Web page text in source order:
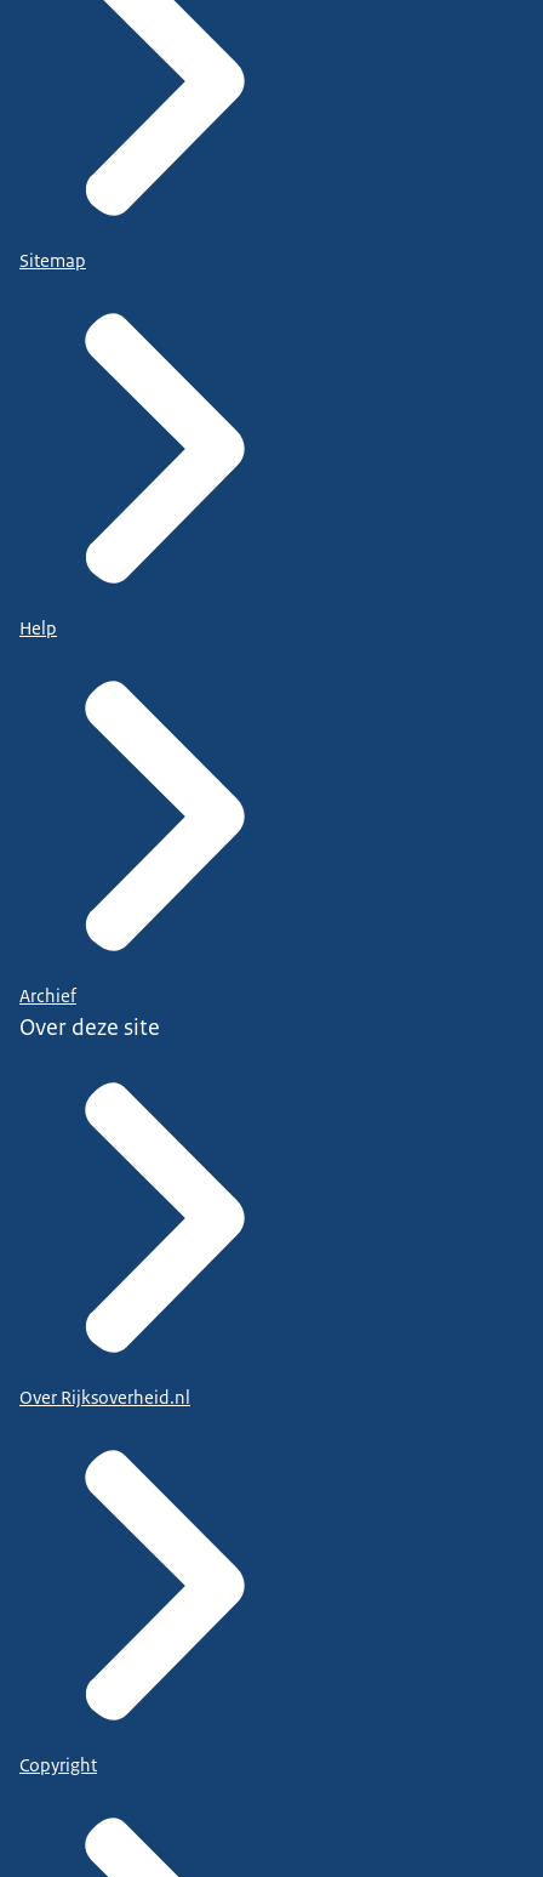
Sitemap
Help
Archief
Over deze site
Over Rijksoverheid.nl
Copyright